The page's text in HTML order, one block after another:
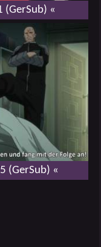
(GerSub) «
(GerSub) «